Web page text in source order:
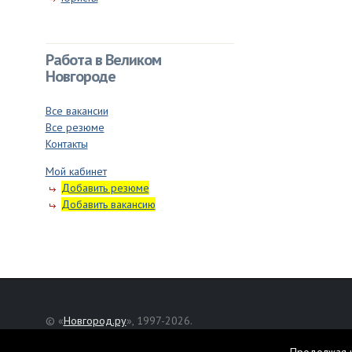
Работа в Великом
Новгороде
Все вакансии
Все резюме
Контакты
Мой кабинет
Добавить резюме
Добавить вакансию
© «Новгород.ру», 1997-2026.